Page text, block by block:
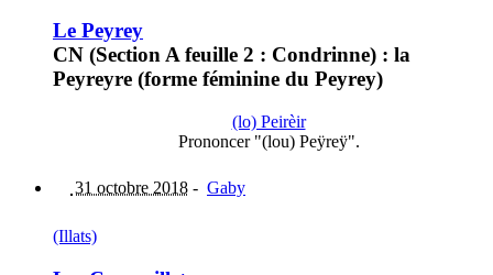
Le Peyrey
CN (Section A feuille 2 : Condrinne) : la
Peyreyre (forme féminine du Peyrey)
(lo) Peirèir
Prononcer "(lou) Peÿreÿ".
31 octobre 2018 - Gaby
(Illats)